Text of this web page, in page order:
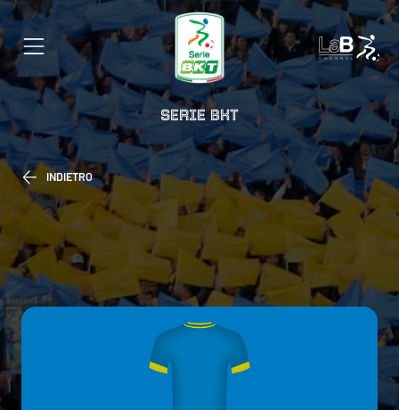
SERIE BKT
INDIETRO